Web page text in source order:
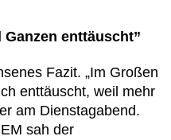
enttäuscht”
Fazit. „Im Großen
enttäuscht, weil mehr
am Dienstagabend.
sah der